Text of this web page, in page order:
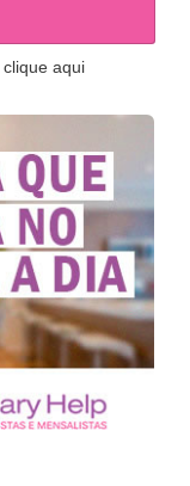
clique aqui